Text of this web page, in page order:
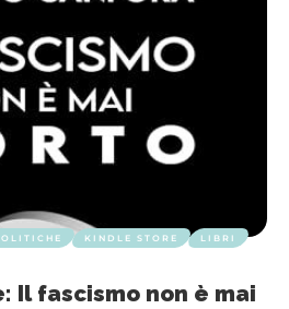
KINDLE STORE
LIBRI
Il fascismo non è mai